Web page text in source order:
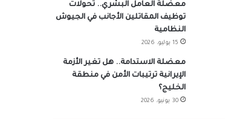
معضلة العامل البشري.. تحولات
توظيف المقاتلين الأجانب في الجيوش
النظامية
15 يوليو، 2026
معضلة الاستدامة.. هل تغير الأزمة
الإيرانية ترتيبات الأمن في منطقة
الخليج؟
30 يونيو، 2026